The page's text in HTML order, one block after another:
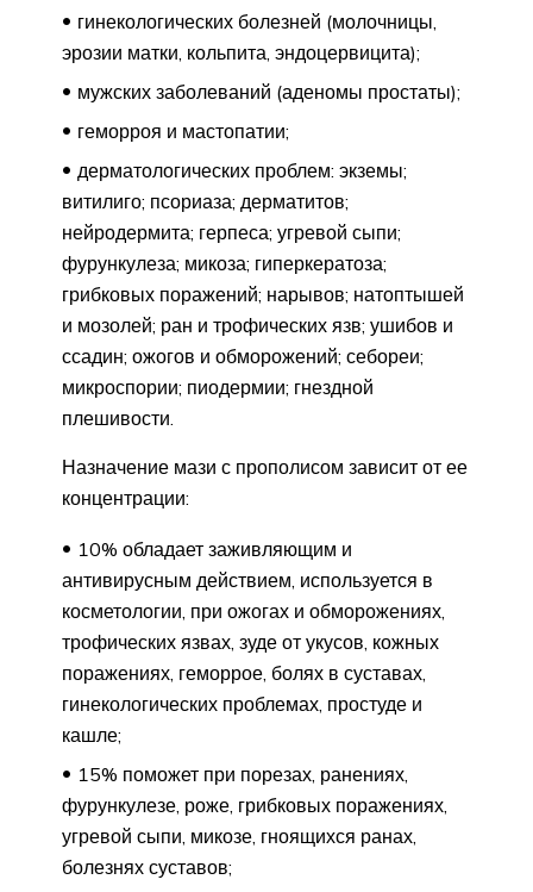
гинекологических болезней (молочницы,
эрозии матки, кольпита, эндоцервицита);
мужских заболеваний (аденомы простаты);
геморроя и мастопатии;
дерматологических проблем: экземы;
витилиго; псориаза; дерматитов;
нейродермита; герпеса; угревой сыпи;
фурункулеза; микоза; гиперкератоза;
грибковых поражений; нарывов; натоптышей
и мозолей; ран и трофических язв; ушибов и
ссадин; ожогов и обморожений; себореи;
микроспории; пиодермии; гнездной
плешивости.
Назначение мази с прополисом зависит от ее
концентрации:
10% обладает заживляющим и
антивирусным действием, используется в
косметологии, при ожогах и обморожениях,
трофических язвах, зуде от укусов, кожных
поражениях, геморрое, болях в суставах,
гинекологических проблемах, простуде и
кашле;
15% поможет при порезах, ранениях,
фурункулезе, роже, грибковых поражениях,
угревой сыпи, микозе, гноящихся ранах,
болезнях суставов;